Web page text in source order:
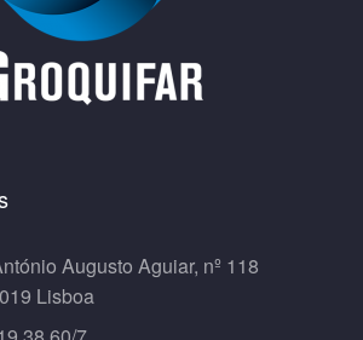
Augusto Aguiar, nº 118
Lisboa